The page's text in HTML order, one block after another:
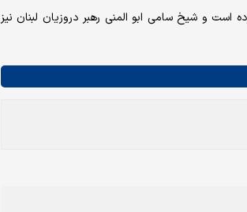
است و شیخ سامی ابو المنی رهبر دروزیان لبنان نیز